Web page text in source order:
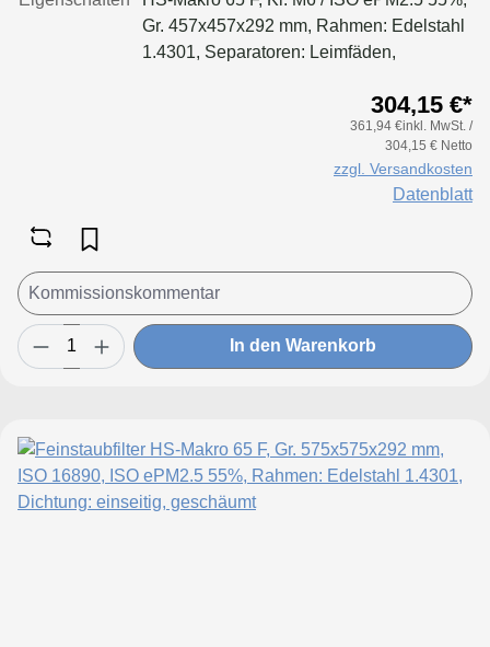
Gr. 457x457x292 mm, Rahmen: Edelstahl
1.4301, Separatoren: Leimfäden,
für größere Luftmenge, geringeren
Druckverlust & Standzeitvorteil
304,15 €*
361,94 €inkl. MwSt. /
304,15 € Netto
zzgl. Versandkosten
Datenblatt
In den Warenkorb